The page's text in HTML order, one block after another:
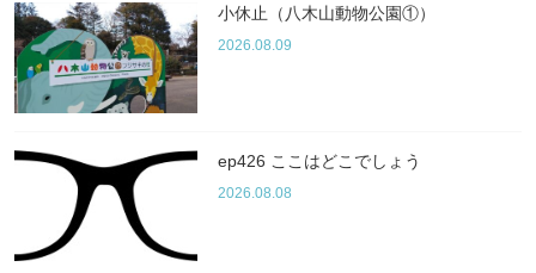
小休止（八木山動物公園①）
2026.08.09
ep426 ここはどこでしょう
2026.08.08